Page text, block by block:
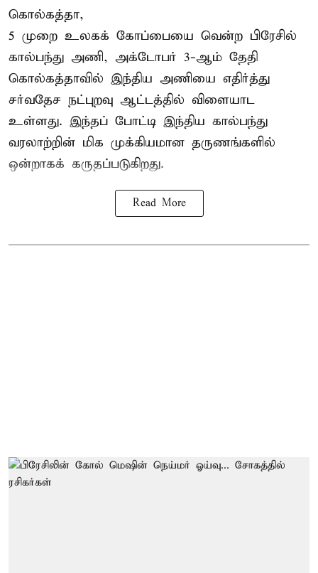
கொல்கத்தா,
5 முறை உலகக் கோப்பையை வென்ற பிரேசில்
கால்பந்து அணி, அக்டோபர் 3-ஆம் தேதி
கொல்கத்தாவில் இந்திய அணியை எதிர்த்து
சர்வதேச நட்புறவு ஆட்டத்தில் விளையாட
உள்ளது. இந்தப் போட்டி இந்திய கால்பந்து
வரலாற்றின் மிக முக்கியமான தருணங்களில்
ஒன்றாகக் கருதப்படுகிறது.
Read More